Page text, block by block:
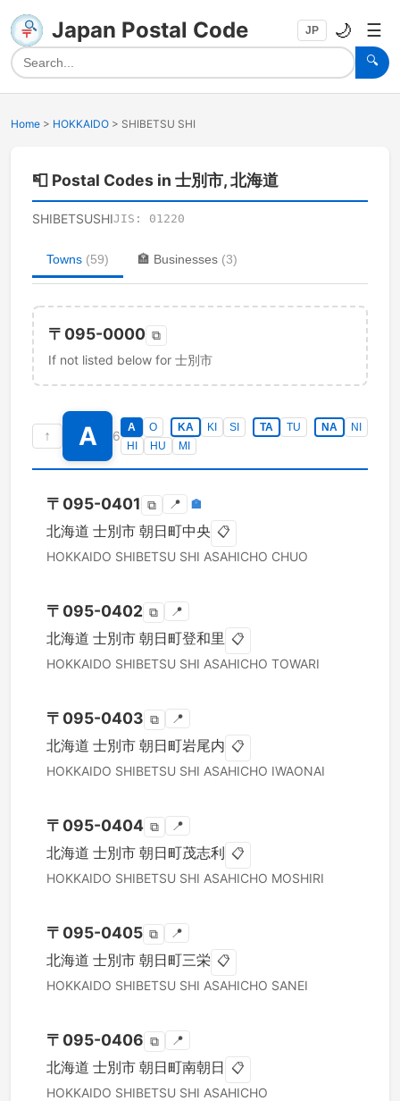
Japan Postal Code
🔍
JP 🌙 ☰
Home > HOKKAIDO > SHIBETSU SHI
📮 Postal Codes in 士別市, 北海道
SHIBETSUSHIJIS: 01220
Towns (59) 🏣 Businesses (3)
〒 095-0000 ⧉
If not listed below for 士別市
↑ A 6
A O KA KI SI TA TU NA
NI
HI
HU MI
〒 095-0401 ⧉ 📍 🏣
北海道 士別市 朝日町中央 📋
HOKKAIDO SHIBETSU SHI ASAHICHO CHUO
〒 095-0402 ⧉ 📍
北海道 士別市 朝日町登和里 📋
HOKKAIDO SHIBETSU SHI ASAHICHO TOWARI
〒 095-0403 ⧉ 📍
北海道 士別市 朝日町岩尾内 📋
HOKKAIDO SHIBETSU SHI ASAHICHO IWAONAI
〒 095-0404 ⧉ 📍
北海道 士別市 朝日町茂志利 📋
HOKKAIDO SHIBETSU SHI ASAHICHO MOSHIRI
〒 095-0405 ⧉ 📍
北海道 士別市 朝日町三栄 📋
HOKKAIDO SHIBETSU SHI ASAHICHO SANEI
〒 095-0406 ⧉ 📍
北海道 士別市 朝日町南朝日 📋
HOKKAIDO SHIBETSU SHI ASAHICHO